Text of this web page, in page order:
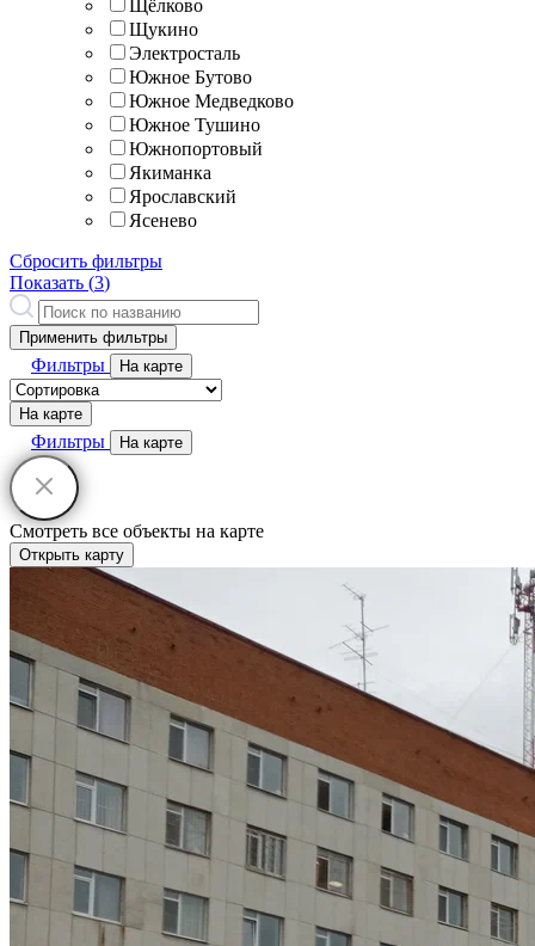
Щёлково
Щукино
Электросталь
Южное Бутово
Южное Медведково
Южное Тушино
Южнопортовый
Якиманка
Ярославский
Ясенево
Сбросить фильтры
Показать (3)
Применить фильтры
Фильтры На карте
На карте
Фильтры На карте
Смотреть все объекты на карте
Открыть карту